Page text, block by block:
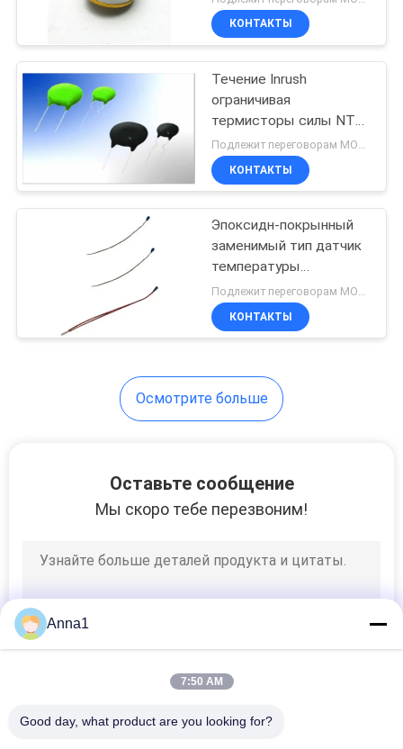
КОНТАКТЫ
Течение Inrush
ограничивая
термисторы силы NTC
для электропитания
режима переключателя
Подлежит переговорам MOQ:5000pcs
КОНТАКТЫ
Эпоксидн-покрынный
заменимый тип датчик
температуры
термистора NTC
полупроводниковый
Подлежит переговорам MOQ:1000pcs
КОНТАКТЫ
Осмотрите больше
Оставьте сообщение
Мы скоро тебе перезвоним!
Anna1
7:50 AM
Good day, what product are you looking for?